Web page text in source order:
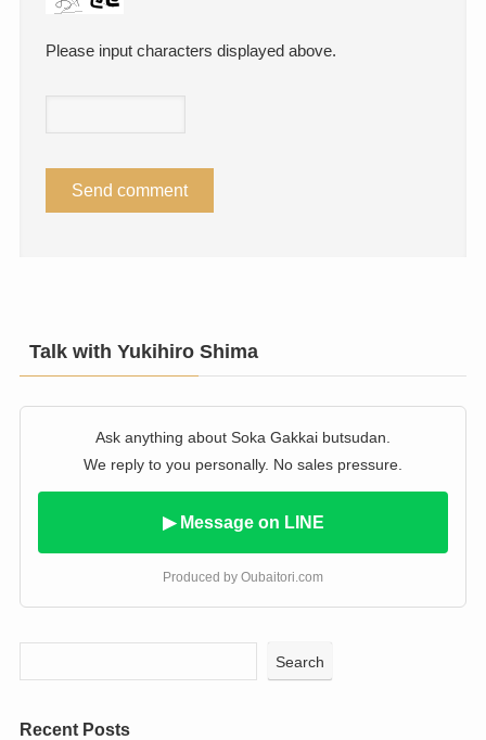
Please input characters displayed above.
Talk with Yukihiro Shima
Ask anything about Soka Gakkai butsudan.
We reply to you personally. No sales pressure.
▶ Message on LINE
Produced by Oubaitori.com
Search
Recent Posts